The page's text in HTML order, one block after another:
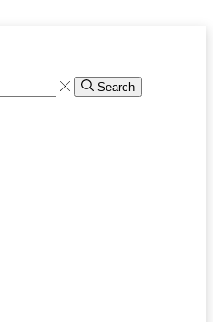
Search